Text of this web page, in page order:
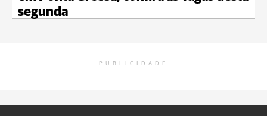
segunda
PUBLICIDADE